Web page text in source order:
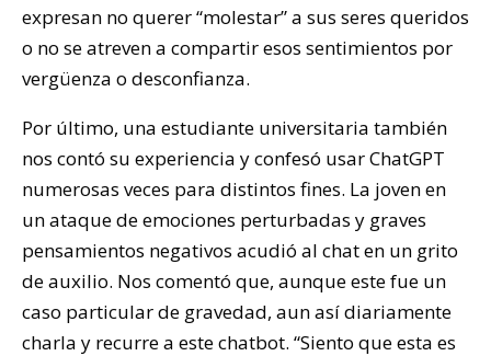
expresan no querer “molestar” a sus seres queridos
o no se atreven a compartir esos sentimientos por
vergüenza o desconfianza.
Por último, una estudiante universitaria también
nos contó su experiencia y confesó usar ChatGPT
numerosas veces para distintos fines. La joven en
un ataque de emociones perturbadas y graves
pensamientos negativos acudió al chat en un grito
de auxilio. Nos comentó que, aunque este fue un
caso particular de gravedad, aun así diariamente
charla y recurre a este chatbot. “Siento que esta es